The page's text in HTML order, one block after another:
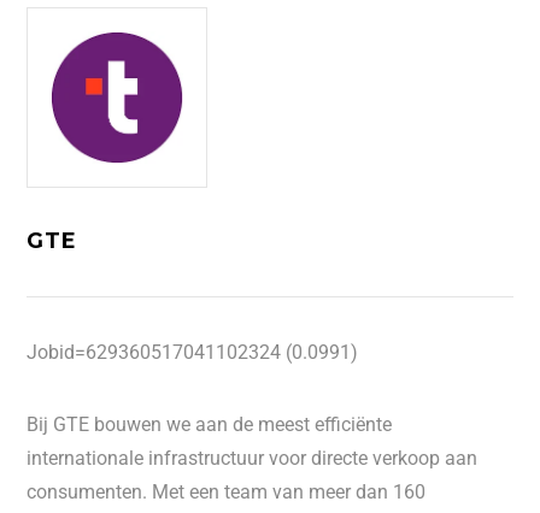
GTE
Jobid=629360517041102324 (0.0991)
Bij GTE bouwen we aan de meest efficiënte
internationale infrastructuur voor directe verkoop aan
consumenten. Met een team van meer dan 160